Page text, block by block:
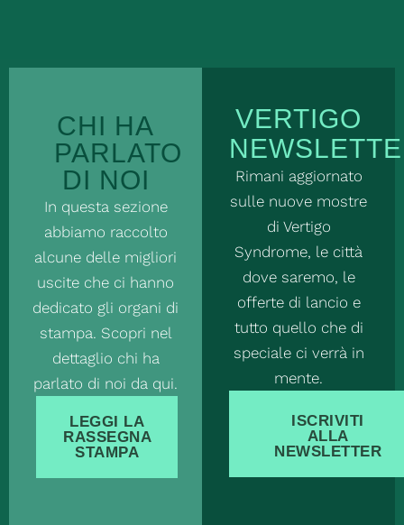
CHI HA
PARLATO
DI NOI
In questa sezione
abbiamo raccolto
alcune delle migliori
uscite che ci hanno
dedicato gli organi di
stampa. Scopri nel
dettaglio chi ha
parlato di noi da qui.
LEGGI LA
RASSEGNA
STAMPA
VERTIGO
Rimani aggiornato
sulle nuove mostre
di Vertigo
Syndrome, le città
dove saremo, le
offerte di lancio e
tutto quello che di
speciale ci verrà in
mente.
ISCRIVITI
ALLA
NEWSLETTER